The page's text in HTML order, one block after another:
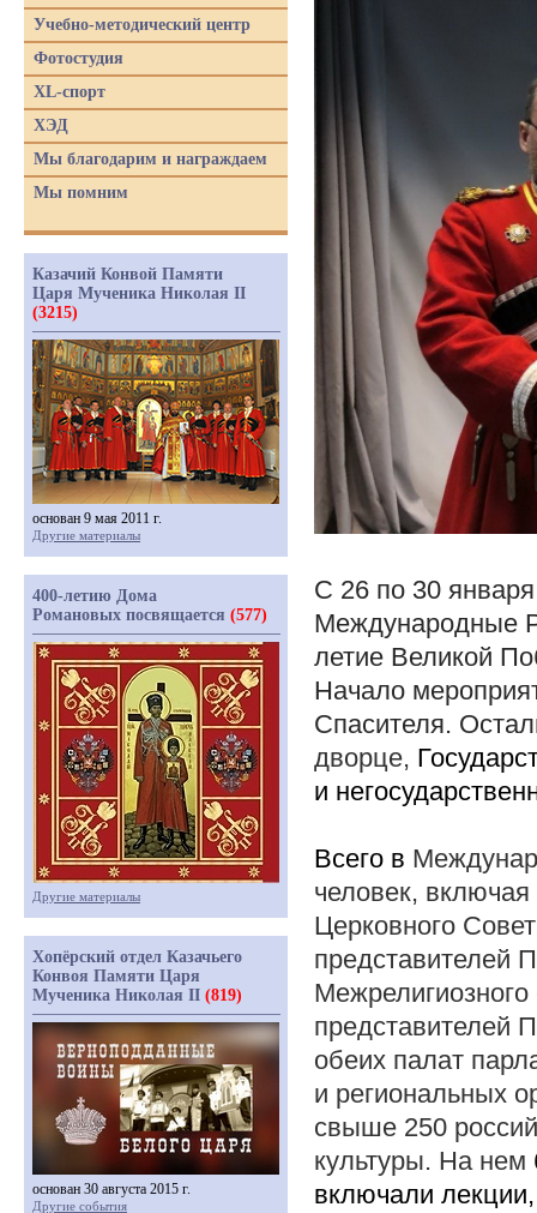
С 26 по 30
Международные
летие Великой
Начало
Спасителя.
дворце,
и
Всего в
человек,
Церковного
представителей
представителей
обеих палат
и региональных
свыше 250
культуры. На нем
включали
Учебно-методический центр
Фотостудия
XL-спорт
ХЭД
Мы благодарим и награждаем
Мы помним
Казачий Конвой Памяти
Царя Мученика Николая II
(3215)
основан 9 мая 2011 г.
Другие материалы
400-летию Дома
Романовых посвящается (577)
Другие материалы
Хопёрский отдел Казачьего
Конвоя Памяти Царя
Мученика Николая II (819)
основан 30 августа 2015 г.
Другие события